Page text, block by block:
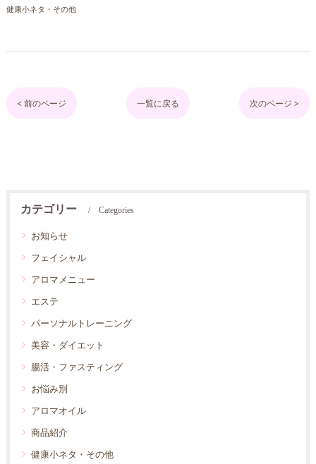
健康小ネタ・その他
< 前のページ 一覧に戻る 次のページ >
カテゴリー Categories
お知らせ
フェイシャル
アロマメニュー
エステ
パーソナルトレーニング
美容・ダイエット
腸活・ファスティング
お悩み別
アロマオイル
商品紹介
健康小ネタ・その他